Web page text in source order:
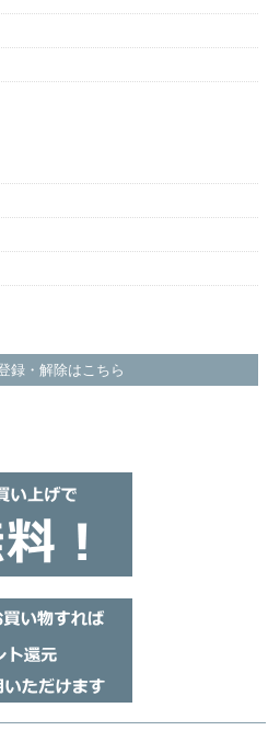
録・解除はこちら